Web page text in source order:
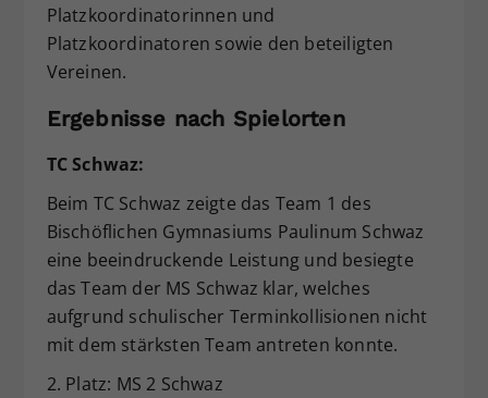
Platzkoordinatorinnen und
Platzkoordinatoren sowie den beteiligten
Vereinen.
Ergebnisse nach Spielorten
TC Schwaz:
Beim TC Schwaz zeigte das Team 1 des
Bischöflichen Gymnasiums Paulinum Schwaz
eine beeindruckende Leistung und besiegte
das Team der MS Schwaz klar, welches
aufgrund schulischer Terminkollisionen nicht
mit dem stärksten Team antreten konnte.
2. Platz: MS 2 Schwaz